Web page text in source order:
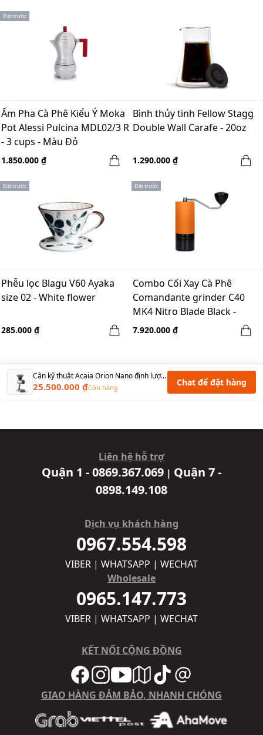
Đặt trước
Ấm Pha Cà Phê Kiểu Ý Moka
Pot Alessi Pulcina MDL02/3 R
- 3 cups - Màu Đỏ
1.850.000 ₫
Bình thủy tinh Fellow Stagg
Double Wall Carafe - 20oz
1.290.000 ₫
Đặt trước
Phễu lọc Blagu V60 Ayaka
size 02 - White flower
285.000 ₫
Đặt trước
Combo Cối Xay Cà Phê
Comandante grinder C40
MK4 Nitro Blade Black -
made in Germany + LEE_T
Comandante Case - Orange
7.920.000 ₫
Cân kỹ thuật Acaia Orion Nano định lượng hạt cà phê - 0,1g/500g, Bluetoooth 5.0
25.500.000 ₫Còn hàng Chat để đặt hàng
Liên hệ hỗ trợ
Quận 1 - 0869.367.069 | Quận 7 -
0898.149.108
Dịch vụ khách hàng
0967.554.598
VIBER | WHATSAPP | WECHAT
Wholesale
0965.147.773
VIBER | WHATSAPP | WECHAT
KẾT NỐI CỘNG ĐỒNG
GIAO HÀNG ĐẢM BẢO, NHANH CHÓNG